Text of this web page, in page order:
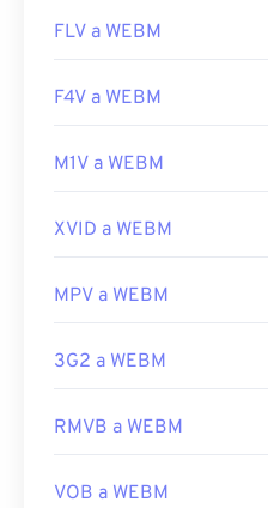
FLV a WEBM
F4V a WEBM
M1V a WEBM
XVID a WEBM
MPV a WEBM
3G2 a WEBM
RMVB a WEBM
VOB a WEBM